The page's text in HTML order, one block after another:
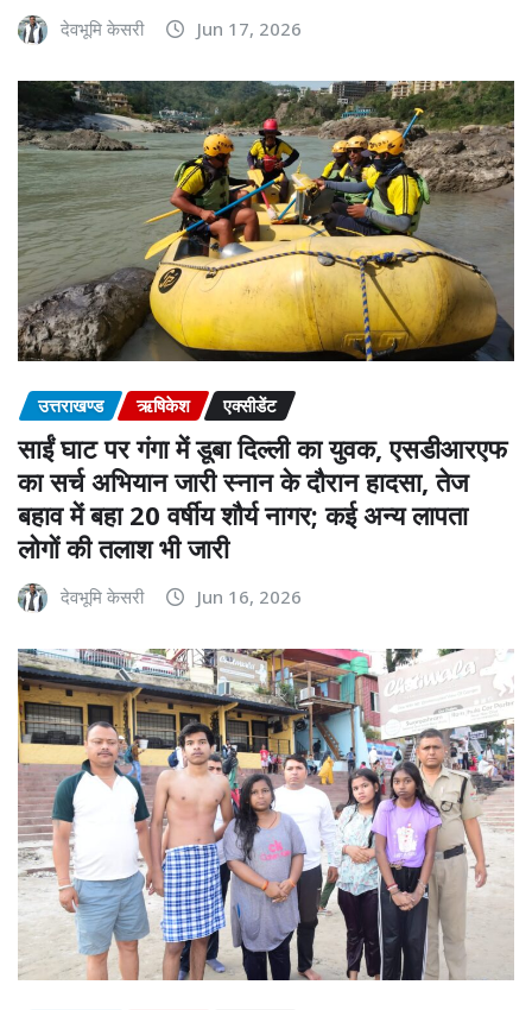
देवभूमि केसरी Jun 17, 2026
उत्तराखण्ड ऋषिकेश एक्सीडेंट
साईं घाट पर गंगा में डूबा दिल्ली का युवक, एसडीआरएफ
का सर्च अभियान जारी स्नान के दौरान हादसा, तेज
बहाव में बहा 20 वर्षीय शौर्य नागर; कई अन्य लापता
लोगों की तलाश भी जारी
देवभूमि केसरी Jun 16, 2026